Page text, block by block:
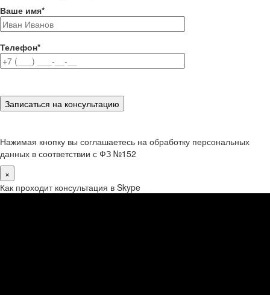
Ваше имя*
Телефон*
Нажимая кнопку вы соглашаетесь на обработку персональных
данных в соответствии с ФЗ №152
×
Как проходит консультация в Skype